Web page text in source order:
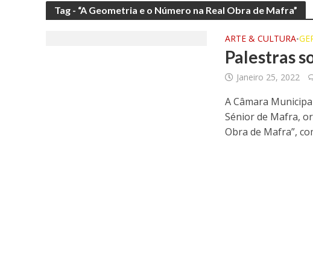
Tag - “A Geometria e o Número na Real Obra de Mafra”
ARTE & CULTURA•
Palestras
Janeiro 25, 2022
A Câmara
Sénior de Mafra,
Obra de Mafra”,